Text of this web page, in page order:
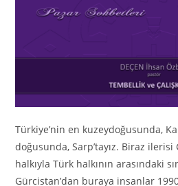
Türkiye’nin en kuzeydoğusunda,
doğusunda, Sarp’tayız. Biraz
halkıyla Türk halkının arasındaki
Gürcistan’dan buraya insanlar